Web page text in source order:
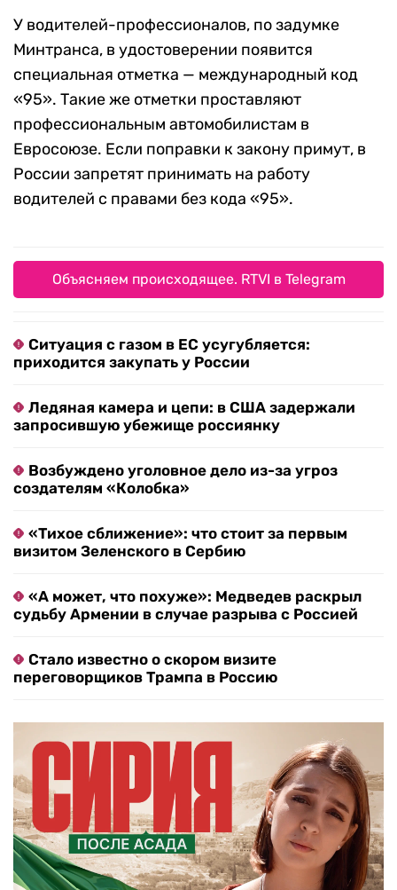
У водителей-профессионалов, по задумке
Минтранса, в удостоверении появится
специальная отметка — международный код
«95». Такие же отметки проставляют
профессиональным автомобилистам в
Евросоюзе. Если поправки к закону примут, в
России запретят принимать на работу
водителей с правами без кода «95».
Объясняем происходящее. RTVI в Telegram
Ситуация с газом в ЕС усугубляется:
приходится закупать у России
Ледяная камера и цепи: в США задержали
запросившую убежище россиянку
Возбуждено уголовное дело из-за угроз
создателям «Колобка»
«Тихое сближение»: что стоит за первым
визитом Зеленского в Сербию
«А может, что похуже»: Медведев раскрыл
судьбу Армении в случае разрыва с Россией
Стало известно о скором визите
переговорщиков Трампа в Россию